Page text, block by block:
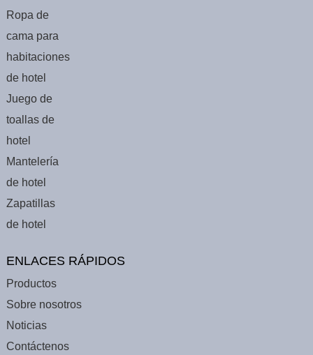
Ropa de
cama para
habitaciones
de hotel
Juego de
toallas de
hotel
Mantelería
de hotel
Zapatillas
de hotel
ENLACES RÁPIDOS
Productos
Sobre nosotros
Noticias
Contáctenos